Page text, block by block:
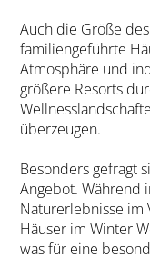
Auch die Größe
familiengeführte
Atmosphäre und
größere Resorts
überzeugen.
Besonders gefragt
Angebot. Während
Naturerlebnisse im
Häuser im Winter
was für eine